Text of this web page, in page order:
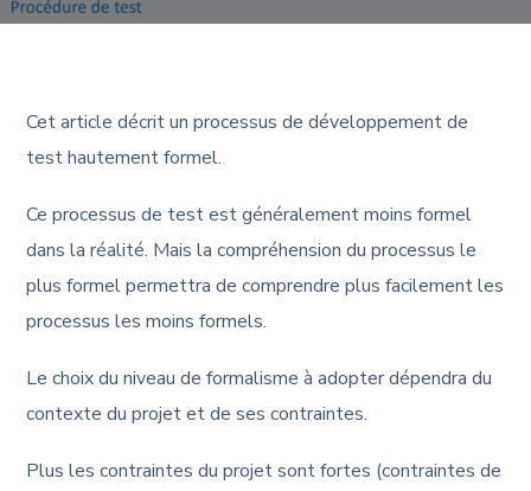
Cet article décrit un processus de développement de
test hautement formel.
Ce processus de test est généralement moins formel
dans la réalité. Mais la compréhension du processus le
plus formel permettra de comprendre plus facilement les
processus les moins formels.
Le choix du niveau de formalisme à adopter dépendra du
contexte du projet et de ses contraintes.
Plus les contraintes du projet sont fortes (contraintes de